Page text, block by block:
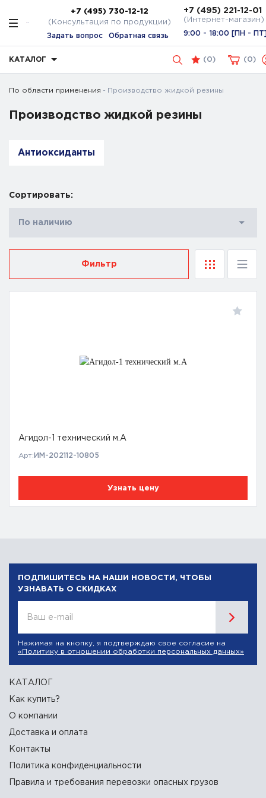
+7 (495) 730-12-12
(Консультация по продукции)
Задать вопрос Обратная связь
+7 (495) 221-12-01
(Интернет-магазин)
9:00 - 18:00 [ПН -
КАТАЛОГ (0) 0
По области применения Производство жидкой резины
Производство жидкой резины
Антиоксиданты
Сортировать:
По наличию
Фильтр
Агидол-1 технический м.А
Арт: ИМ-202112-10805
Узнать цену
ПОДПИШИТЕСЬ НА НАШИ НОВОСТИ, ЧТОБЫ
УЗНАВАТЬ О СКИДКАХ
Ваш e-mail
Нажимая на кнопку, я подтверждаю свое согласие на
«Политику в отношении обработки персональных данных»
КАТАЛОГ
Как купить?
О компании
Доставка и оплата
Контакты
Политика конфиденциальности
Правила и требования перевозки опасных грузов